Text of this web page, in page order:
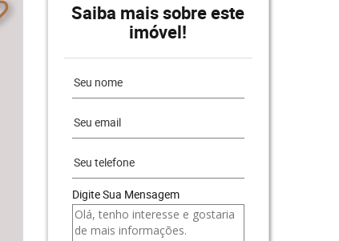
Saiba mais sobre este
imóvel!
Digite Sua Mensagem